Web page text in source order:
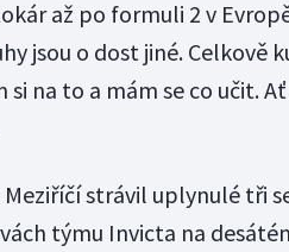
až po formuli 2 v
jsou o dost jiné. Celkově
na to a mám se co učit.
strávil uplynulé tři
týmu Invicta na